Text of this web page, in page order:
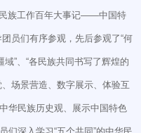
民族工作百年大事记——中国特
员们有序参观，先后参观了“何
”、“各民族共同书写了辉煌的
场景营造、数字展示、体验互
华民族历史观、展示中国特色